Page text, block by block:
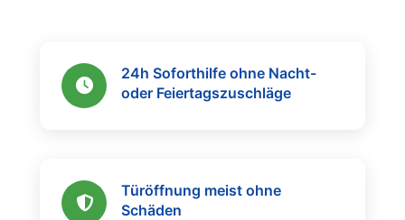
24h Soforthilfe ohne Nacht-
oder Feiertagszuschläge
Türöffnung meist ohne
Schäden